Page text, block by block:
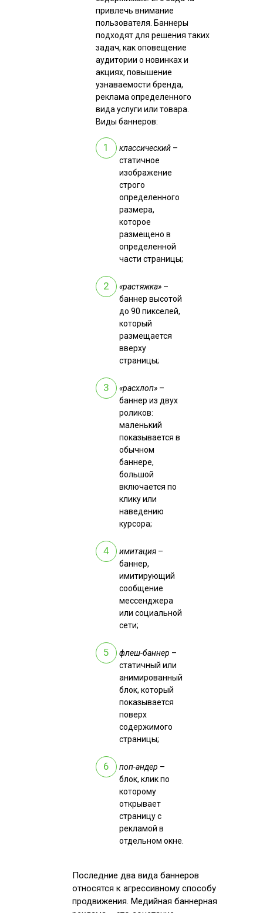
привлечь внимание
пользователя. Баннеры
подходят для решения таких
задач, как оповещение
аудитории о новинках и
акциях, повышение
узнаваемости бренда,
реклама определенного
вида услуги или товара.
Виды баннеров:
классический –
статичное
изображение
строго
определенного
размера,
которое
размещено в
определенной
части страницы;
«растяжка»–
баннер высотой
до 90 пикселей,
который
размещается
вверху
страницы;
«расхлоп»–
баннер из двух
роликов:
маленький
показывается в
обычном
баннере,
большой
включается по
клику или
наведению
курсора;
имитация–
баннер,
имитирующий
сообщение
мессенджера
или социальной
сети;
флеш-баннер –
статичный или
анимированный
блок, который
показывается
поверх
содержимого
страницы;
поп-андер –
блок, клик по
которому
открывает
страницу с
рекламой в
отдельном окне.
Последние два вида баннеров
относятся к агрессивному способу
продвижения. Медийная баннерная